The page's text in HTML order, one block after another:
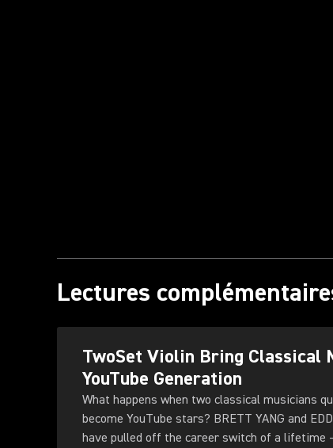
Lectures
TwoSet Violin Bring Classical
YouTube Generation
What happens when two classical musicians
become YouTube stars? BRETT YANG and
have pulled off the career switch of a lifetime